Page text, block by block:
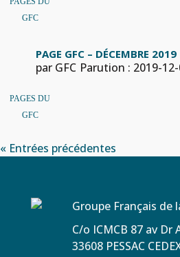
GFC
PAGES DU
GFC
PAGE GFC – DÉCEMBRE 2019
par GFC Parution : 2019-
« Entrées précédentes
Groupe Français de
C/o ICMCB 87 av Dr
33608 PESSAC